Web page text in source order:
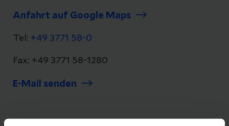
Anfahrt auf Google Maps
Tel: +49 3771 58-0
Fax: +49 3771 58-1280
E-Mail senden